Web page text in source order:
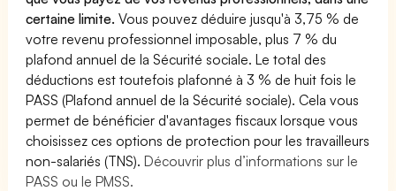
certaine limite.Vous pouvez déduire jusqu'à 3,75 % de
votre revenu professionnel imposable, plus 7 % du
plafond annuel de la Sécurité sociale. Le total des
déductions est toutefois plafonné à 3 % de huit fois le
PASS (Plafond annuel de la Sécurité sociale). Cela vous
permet de bénéficier d'avantages fiscaux lorsque vous
choisissez ces options de protection pour les travailleurs
non-salariés (TNS).Découvrir plus d’informations sur le
PASS ou le PMSS.